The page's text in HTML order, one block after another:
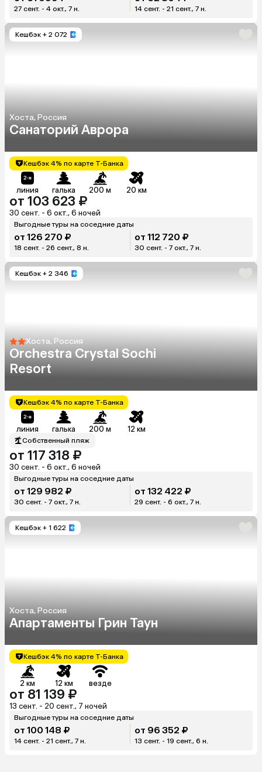
27 сент. - 4 окт., 7 н. 14 сент. - 21 сент., 7 н.
Кешбэк + 2 072
Хоста, Россия
Санаторий Аврора
Кешбэк 4% по карте Т-Банка
линия галька 200 м 20 км
от 103 623 ₽
30 сент. - 6 окт., 6 ночей
Выгодные туры на соседние даты
от 126 270 ₽
18 сент. - 26 сент., 8 н.
от 112 720 ₽
30 сент. - 7 окт., 7 н.
Кешбэк + 2 346
Хоста, Россия
Orchestra Crystal Sochi
Resort
Кешбэк 4% по карте Т-Банка
линия галька 200 м 12 км
Собственный пляж
от 117 318 ₽
30 сент. - 6 окт., 6 ночей
Выгодные туры на соседние даты
от 129 982 ₽
30 сент. - 7 окт., 7 н.
от 132 422 ₽
29 сент. - 6 окт., 7 н.
Кешбэк + 1 622
Хоста, Россия
Апартаменты Грин Таун
Кешбэк 4% по карте Т-Банка
2 км 12 км везде
от 81 139 ₽
13 сент. - 20 сент., 7 ночей
Выгодные туры на соседние даты
от 100 148 ₽
14 сент. - 21 сент., 7 н.
от 96 352 ₽
13 сент. - 19 сент., 6 н.